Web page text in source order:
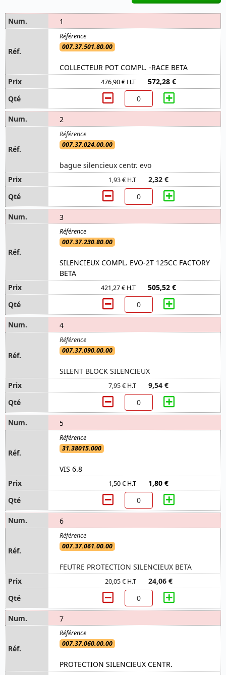
1
007.37.501.80.00
COLLECTEUR POT COMPL. -RACE BETA
476,90 € H.T 572,28 €
2
007.37.024.00.00
bague silencieux centr. evo
1,93 € H.T 2,32 €
3
007.37.230.80.00
SILENCIEUX COMPL. EVO-2T 125CC FACTORY
BETA
421,27 € H.T 505,52 €
4
007.37.090.00.00
SILENT BLOCK SILENCIEUX
7,95 € H.T 9,54 €
5
31.38015.000
VIS 6.8
1,50 € H.T 1,80 €
6
007.37.061.00.00
FEUTRE PROTECTION SILENCIEUX BETA
20,05 € H.T 24,06 €
7
007.37.060.00.00
PROTECTION SILENCIEUX CENTR.